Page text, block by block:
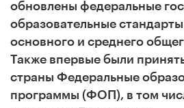
обновлены федеральные
образовательные
основного и среднего
Также впервые были
страны Федеральные
программы (ФОП), в том